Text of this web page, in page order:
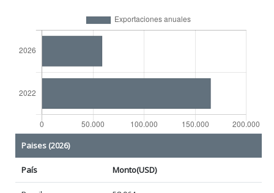
Paises (2026)
País Monto(USD)